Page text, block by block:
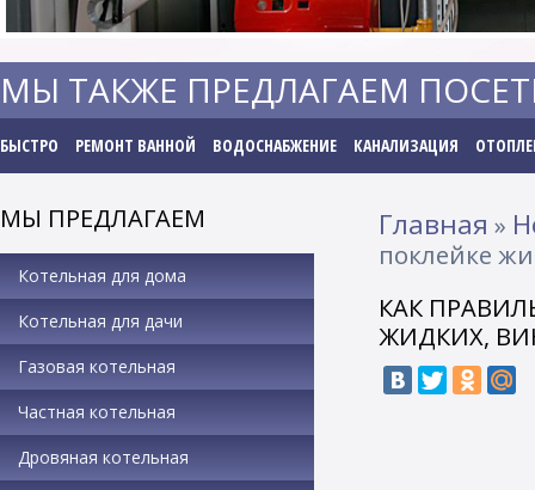
МЫ ТАКЖЕ ПРЕДЛАГАЕМ
БЫСТРО РЕМОНТ ВАННОЙ ВОДОСНАБЖЕНИЕ КАНАЛИЗАЦИЯ
МЫ ПРЕДЛАГАЕМ
Котельная для дома
Котельная для дачи
Газовая котельная
Частная котельная
Дровяная котельная
Главная »
поклейке
КАК
ЖИДКИХ,